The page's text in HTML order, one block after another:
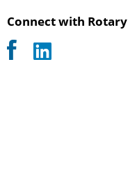
Connect with Rotary